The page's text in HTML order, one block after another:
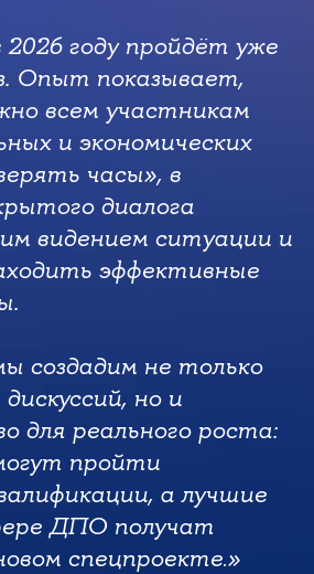
году пройдёт уже
Опыт показывает,
всем участникам
и экономических
часы», в
диалога
видением ситуации и
эффективные
создадим не только
но и
для реального роста:
пройти
а лучшие
ДПО получат
спецпроекте.»